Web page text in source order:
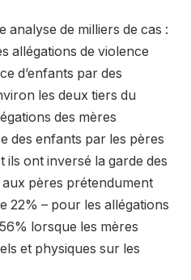
analyse de milliers de cas :
allégations de violence
d’enfants par des
les deux tiers du
des mères
des enfants par les pères
ils ont inversé la garde des
pères prétendument
22% – pour les allégations
lorsque les mères
et physiques sur les